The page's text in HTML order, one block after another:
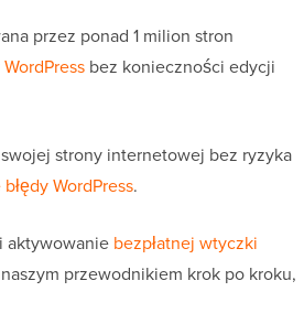
przez ponad 1 milion stron
bez konieczności edycji
strony internetowej bez ryzyka
WordPress.
aktywowanie bezpłatnej wtyczki
przewodnikiem krok po kroku,